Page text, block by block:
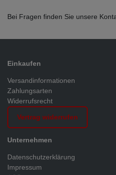
Bei Fragen finden Sie unsere
Einkaufen
Versandinformationen
Zahlungsarten
Widerrufsrecht
Vertrag widerrufen
Unternehmen
Datenschutzerklärung
Impressum